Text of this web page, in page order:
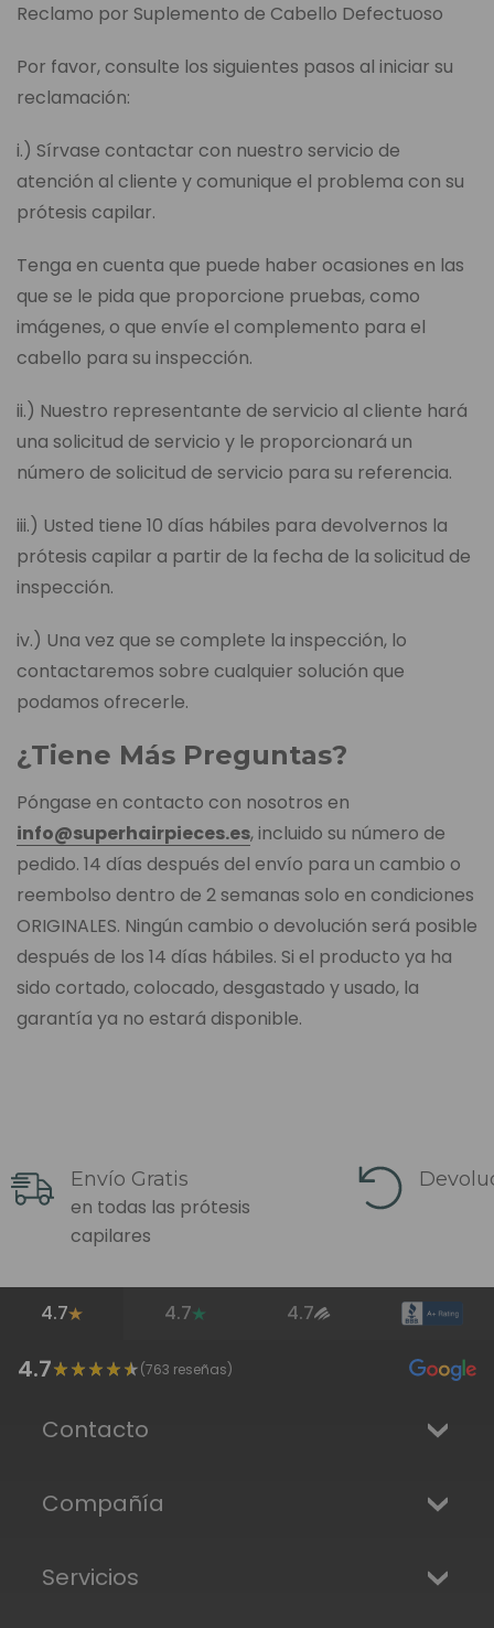
Reclamo por Suplemento de Cabello Defectuoso
Por favor, consulte los siguientes pasos al iniciar su
reclamación:
i.) Sírvase contactar con nuestro servicio de
atención al cliente y comunique el problema con su
prótesis capilar.
Tenga en cuenta que puede haber ocasiones en las
que se le pida que proporcione pruebas, como
imágenes, o que envíe el complemento para el
cabello para su inspección.
ii.) Nuestro representante de servicio al cliente hará
una solicitud de servicio y le proporcionará un
número de solicitud de servicio para su referencia.
iii.) Usted tiene 10 días hábiles para devolvernos la
prótesis capilar a partir de la fecha de la solicitud de
inspección.
iv.) Una vez que se complete la inspección, lo
contactaremos sobre cualquier solución que
podamos ofrecerle.
¿Tiene Más Preguntas?
Póngase en contacto con nosotros en
info@superhairpieces.es, incluido su número de
pedido. 14 días después del envío para un cambio o
reembolso dentro de 2 semanas solo en condiciones
ORIGINALES. Ningún cambio o devolución será posible
después de los 14 días hábiles. Si el producto ya ha
sido cortado, colocado, desgastado y usado, la
garantía ya no estará disponible.
Envío Gratis
en todas las prótesis
capilares
4.7 4.7 4.7
4.7 (763 reseñas)
Contacto
Compañía
Servicios